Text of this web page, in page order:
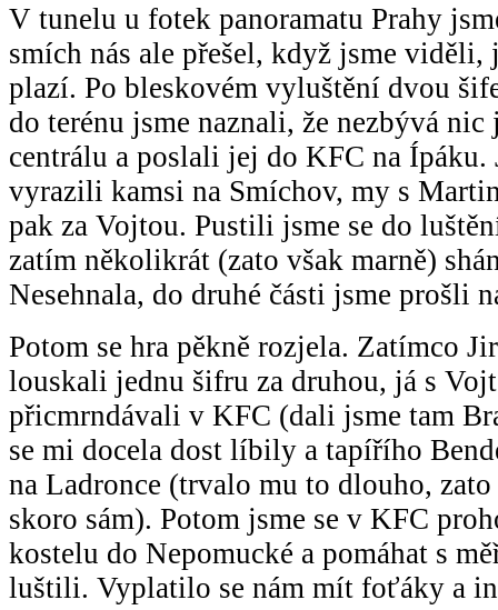
V tunelu u fotek panoramatu Prahy
smích nás ale přešel, když jsme viděli,
plazí. Po bleskovém vyluštění dvou
do terénu jsme naznali, že nezbývá
centrálu a poslali jej do KFC na Ípáku.
vyrazili kamsi na Smíchov, my s
pak za Vojtou. Pustili jsme se do
zatím několikrát (zato však marně)
Nesehnala, do druhé části jsme prošli
Potom se hra pěkně rozjela. Zatímco
louskali jednu šifru za druhou, já s
přicmrndávali v KFC (dali jsme tam
se mi docela dost líbily a tapířího
na Ladronce (trvalo mu to dlouho,
skoro sám). Potom jsme se v KFC
kostelu do Nepomucké a pomáhat s
luštili. Vyplatilo se nám mít foťáky a